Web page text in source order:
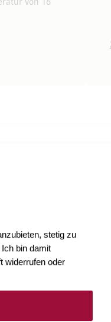
stetig zu
bin damit
widerrufen oder
von 16